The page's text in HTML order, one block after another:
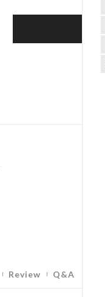
Review Q&A